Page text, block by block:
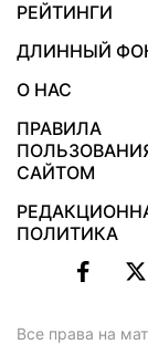
РЕЙТИНГИ
ДЛИННЫЙ
О НАС
ПРАВИЛА
САЙТОМ
ПОЛИТИКА
Все права на